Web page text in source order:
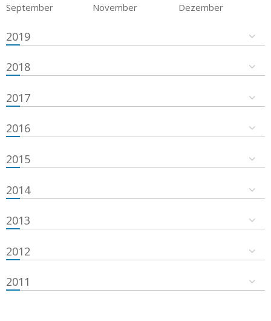
September
November Dezember
2019
2018
2017
2016
2015
2014
2013
2012
2011